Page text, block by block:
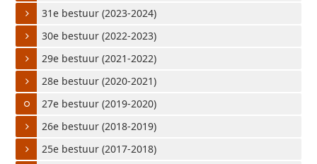
31e bestuur (2023-2024)
30e bestuur (2022-2023)
29e bestuur (2021-2022)
28e bestuur (2020-2021)
27e bestuur (2019-2020)
26e bestuur (2018-2019)
25e bestuur (2017-2018)